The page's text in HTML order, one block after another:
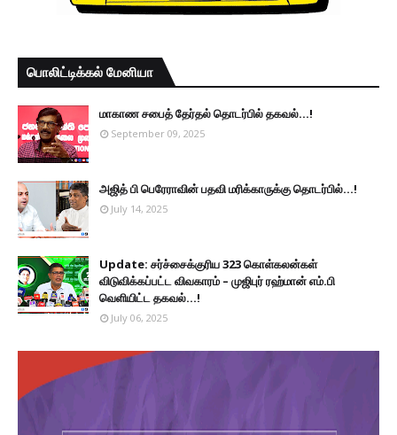
பொலிட்டிக்கல் மேனியா
மாகாண சபைத் தேர்தல் தொடர்பில் தகவல்...!
September 09, 2025
அஜித் பி பெரேராவின் பதவி மரிக்காருக்கு தொடர்பில்...!
July 14, 2025
Update: சர்ச்சைக்குரிய 323 கொள்கலன்கள்
விடுவிக்கப்பட்ட விவகாரம் – முஜிபுர் ரஹ்மான் எம்.பி
வெளியிட்ட தகவல்...!
July 06, 2025